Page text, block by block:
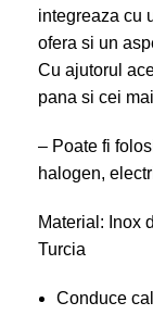
integreaza cu
ofera si un
Cu ajutorul
pana si cei
– Poate fi
halogen,
Material: Inox
Turcia
Conduce